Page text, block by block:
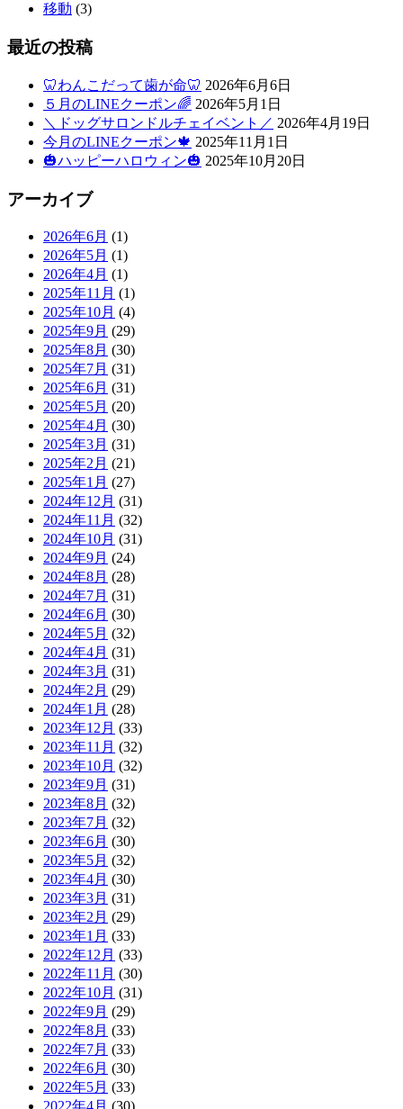
移動 (3)
最近の投稿
🦷わんこだって歯が命🦷 2026年6月6日
５月のLINEクーポン🌈 2026年5月1日
＼ドッグサロンドルチェイベント／ 2026年4月19日
今月のLINEクーポン🍁 2025年11月1日
🎃ハッピーハロウィン🎃 2025年10月20日
アーカイブ
2026年6月 (1)
2026年5月 (1)
2026年4月 (1)
2025年11月 (1)
2025年10月 (4)
2025年9月 (29)
2025年8月 (30)
2025年7月 (31)
2025年6月 (31)
2025年5月 (20)
2025年4月 (30)
2025年3月 (31)
2025年2月 (21)
2025年1月 (27)
2024年12月 (31)
2024年11月 (32)
2024年10月 (31)
2024年9月 (24)
2024年8月 (28)
2024年7月 (31)
2024年6月 (30)
2024年5月 (32)
2024年4月 (31)
2024年3月 (31)
2024年2月 (29)
2024年1月 (28)
2023年12月 (33)
2023年11月 (32)
2023年10月 (32)
2023年9月 (31)
2023年8月 (32)
2023年7月 (32)
2023年6月 (30)
2023年5月 (32)
2023年4月 (30)
2023年3月 (31)
2023年2月 (29)
2023年1月 (33)
2022年12月 (33)
2022年11月 (30)
2022年10月 (31)
2022年9月 (29)
2022年8月 (33)
2022年7月 (33)
2022年6月 (30)
2022年5月 (33)